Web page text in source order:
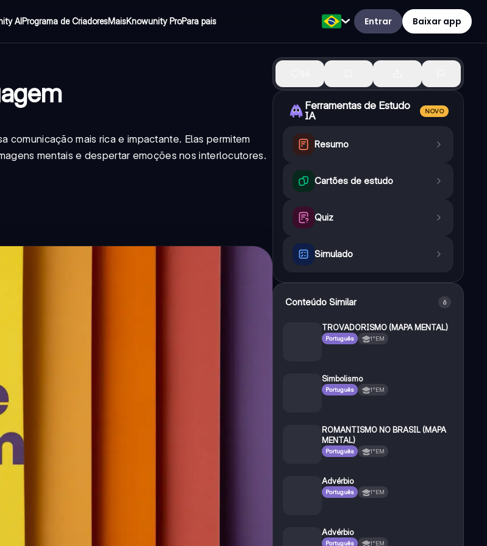
AIPrograma de CriadoresMaisKnowunity ProPara pais Entrar Baixar app
comunicação mais rica e impactante. Elas permitem
mentais e despertar emoções nos interlocutores.
Ferramentas de Estudo
IA
NOVO
Resumo
Cartões de estudo
Quiz
Simulado
Conteúdo Similar 6
TROVADORISMO (MAPA MENTAL)
Português 1°EM
Simbolismo
Português 1°EM
ROMANTISMO NO BRASIL (MAPA
MENTAL)
Português 1°EM
Advérbio
Português 1°EM
Advérbio
Português 1°EM